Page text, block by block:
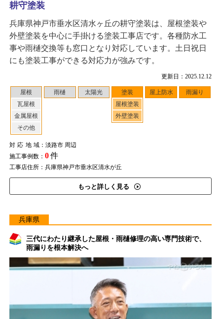
更新日：2025.12.12
屋根
瓦屋根
金属屋根
その他
雨樋 太陽光
塗装
屋根塗装
外壁塗装
屋上防水 雨漏り
対応地域：淡路市 周辺
施工事例数： 0件
工事店住所：兵庫県神戸市垂水区清水が丘
もっと詳しく見る
耕守塗装
兵庫県神戸市垂水区清水ヶ丘の耕守塗装は、屋根塗装や
外壁塗装を中心に手掛ける塗装工事店です。各種防水工
事や雨樋交換等も窓口となり対応しています。土日祝日
にも塗装工事ができる対応力が強みです。
兵庫県
三代にわたり継承した屋根・雨樋修理の高い専門技術で、
雨漏りを根本解決へ